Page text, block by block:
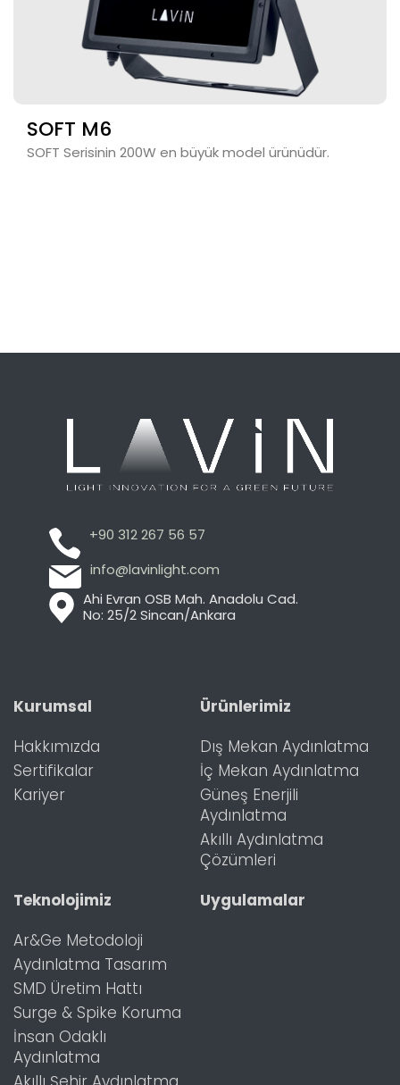
SOFT M6
SOFT Serisinin 200W en büyük model ürünüdür.
+90 312 267 56 57
info@lavinlight.com
Ahi Evran OSB Mah. Anadolu Cad.
No: 25/2 Sincan/Ankara
Kurumsal
Hakkımızda
Sertifikalar
Kariyer
Ürünlerimiz
Dış Mekan Aydınlatma
İç Mekan Aydınlatma
Güneş Enerjili
Aydınlatma
Akıllı Aydınlatma
Çözümleri
Teknolojimiz
Ar&Ge Metodoloji
Aydınlatma Tasarım
SMD Üretim Hattı
Surge & Spike Koruma
İnsan Odaklı
Aydınlatma
Uygulamalar